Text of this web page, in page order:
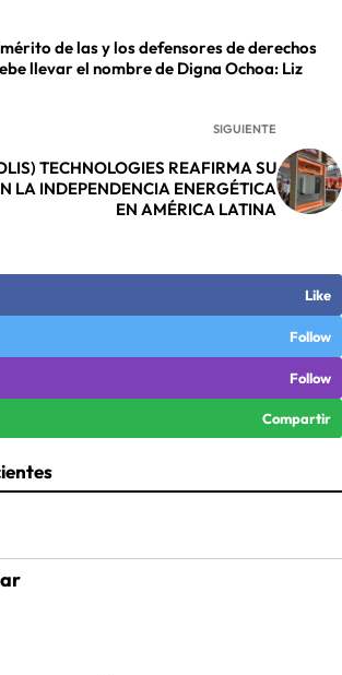
de las y los defensores de derechos
llevar el nombre de Digna Ochoa: Liz
SIGUIENTE
TECHNOLOGIES REAFIRMA SU
LA INDEPENDENCIA ENERGÉTICA
EN AMÉRICA LATINA
Like
Follow
Follow
Compartir